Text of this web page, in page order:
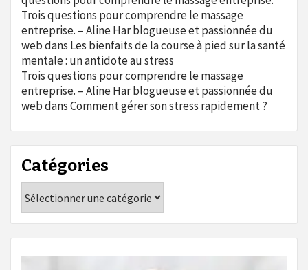
Trois questions pour comprendre le massage
entreprise. – Aline Har blogueuse et passionnée du
webdans Les bienfaits de la course à pied sur la santé
mentale : un antidote au stress
Trois questions pour comprendre le massage
entreprise. – Aline Har blogueuse et passionnée du
webdansComment gérer son stress rapidement ?
Catégories